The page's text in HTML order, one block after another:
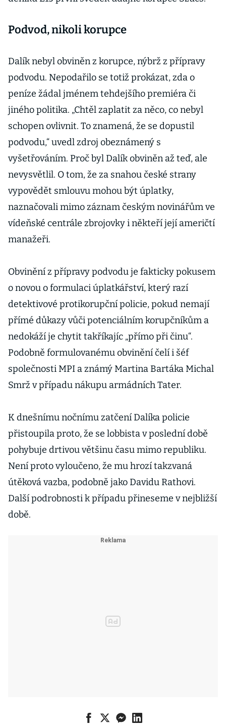
Podvod, nikoli korupce
Dalík nebyl obviněn z korupce, nýbrž z přípravy
podvodu. Nepodařilo se totiž prokázat, zda o
peníze žádal jménem tehdejšího premiéra či
jiného politika. „Chtěl zaplatit za něco, co nebyl
schopen ovlivnit. To znamená, že se dopustil
podvodu,“ uvedl zdroj obeznámený s
vyšetřováním. Proč byl Dalík obviněn až teď, ale
nevysvětlil. O tom, že za snahou české strany
vypovědět smlouvu mohou být úplatky,
naznačovali mimo záznam českým novinářům ve
vídeňské centrále zbrojovky i někteří její američtí
manažeři.
Obvinění z přípravy podvodu je fakticky pokusem
o novou o formulaci úplatkářství, který razí
detektivové protikorupční policie, pokud nemají
přímé důkazy vůči potenciálním korupčníkům a
nedokáží je chytit takříkajíc „přímo při činu“.
Podobně formulovanému obvinění čelí i šéf
společnosti MPI a známý Martina Bartáka Michal
Smrž v případu nákupu armádních Tater.
K dnešnímu nočnímu zatčení Dalíka policie
přistoupila proto, že se lobbista v poslední době
pohybuje drtivou většinu času mimo republiku.
Není proto vyloučeno, že mu hrozí takzvaná
útěková vazba, podobně jako Davidu Rathovi.
Další podrobnosti k případu přineseme v nejbližší
době.